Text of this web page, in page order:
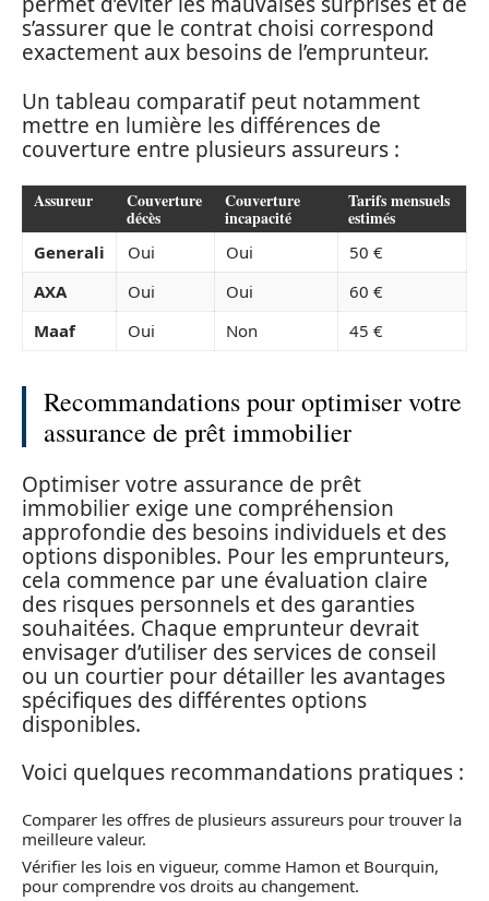
s’assurer que le contrat choisi correspond
exactement aux besoins de l’emprunteur.
Un tableau comparatif peut notamment
mettre en lumière les différences de
couverture entre plusieurs assureurs :
Assureur Couverture
décès
Couverture
incapacité
Tarifs mensuels
estimés
Generali Oui Oui
50 €
AXA
Oui Oui
60 €
Maaf
Oui Non 45 €
Recommandations pour optimiser votre
assurance de prêt immobilier
Optimiser votre assurance de prêt
immobilier exige une compréhension
approfondie des besoins individuels et des
options disponibles. Pour les emprunteurs,
cela commence par une évaluation claire
des risques personnels et des garanties
souhaitées. Chaque emprunteur devrait
envisager d’utiliser des services de conseil
ou un courtier pour détailler les avantages
spécifiques des différentes options
disponibles.
Voici quelques recommandations pratiques :
Comparer les offres de plusieurs assureurs pour trouver la
meilleure valeur.
Vérifier les lois en vigueur, comme Hamon et Bourquin,
pour comprendre vos droits au changement.